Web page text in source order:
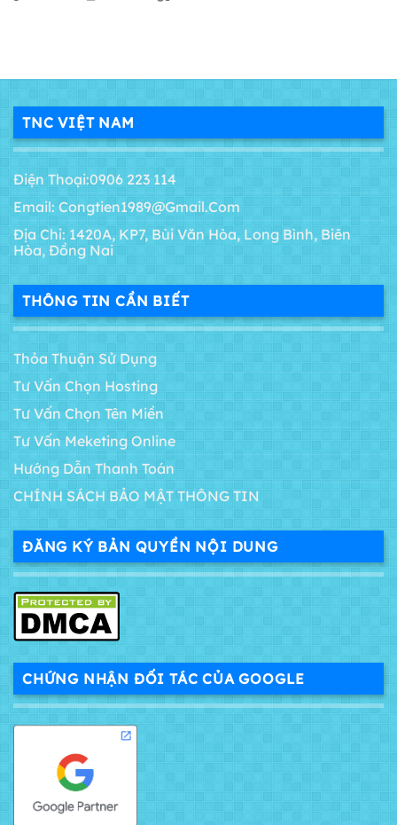
TNC VIỆT NAM
Điện Thoại:0906 223 114
Email: Congtien1989@gmail.com
Địa Chỉ: 1420A, KP7, Bùi Văn Hòa, Long Bình, Biên
Hòa, Đồng Nai
THÔNG TIN CẦN BIẾT
Thỏa Thuận Sử Dụng
Tư Vấn Chọn Hosting
Tư Vấn Chọn Tên Miền
Tư Vấn Meketing Online
Hướng Dẫn Thanh Toán
CHÍNH SÁCH BẢO MẬT THÔNG TIN
ĐĂNG KÝ BẢN QUYỀN NỘI DUNG
CHỨNG NHẬN ĐỐI TÁC CỦA GOOGLE